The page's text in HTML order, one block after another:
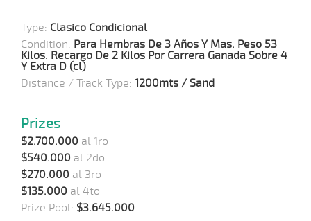
Type: Clasico Condicional
Condition: Para Hembras De 3 Años Y Mas. Peso 53
Kilos. Recargo De 2 Kilos Por Carrera Ganada Sobre 4
Y Extra D (cl)
Distance / Track Type: 1200mts / Sand
Prizes
$2.700.000 al 1ro
$540.000 al 2do
$270.000 al 3ro
$135.000 al 4to
Prize Pool: $3.645.000